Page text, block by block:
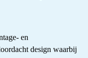
en
design waarbij